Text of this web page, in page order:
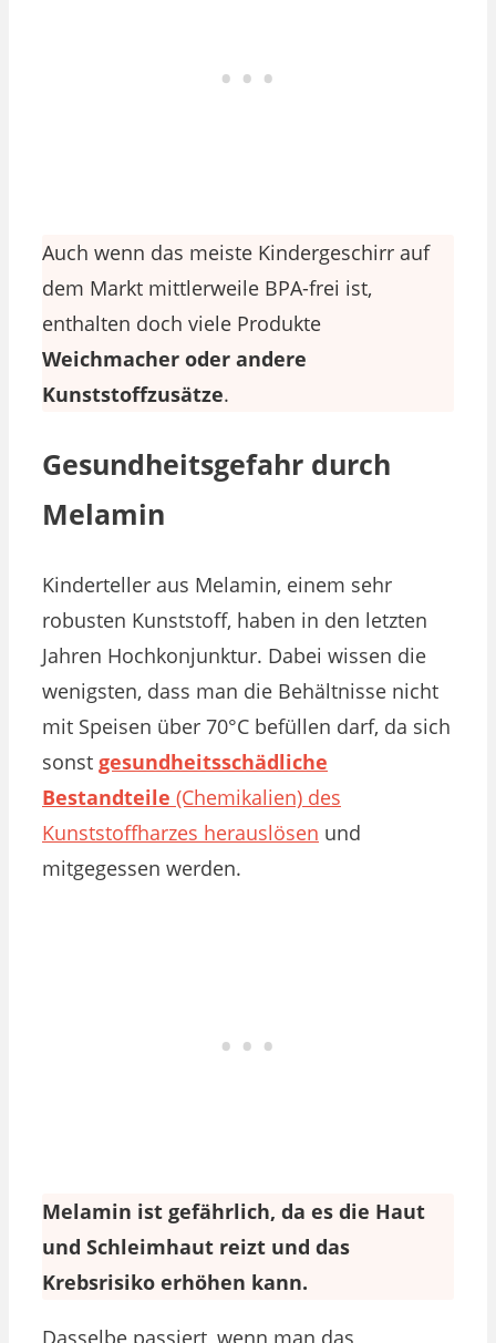
Auch wenn das meiste Kindergeschirr auf
dem Markt mittlerweile BPA-frei ist,
enthalten doch viele Produkte
Weichmacher oder andere
Kunststoffzusätze.
Gesundheitsgefahr durch
Melamin
Kinderteller aus Melamin, einem sehr
robusten Kunststoff, haben in den letzten
Jahren Hochkonjunktur. Dabei wissen die
wenigsten, dass man die Behältnisse nicht
mit Speisen über 70°C befüllen darf, da sich
sonst gesundheitsschädliche
Bestandteile (Chemikalien) des
Kunststoffharzes herauslösen und
mitgegessen werden.
Melamin ist gefährlich, da es die Haut
und Schleimhaut reizt und das
Krebsrisiko erhöhen kann.
Dasselbe passiert, wenn man das